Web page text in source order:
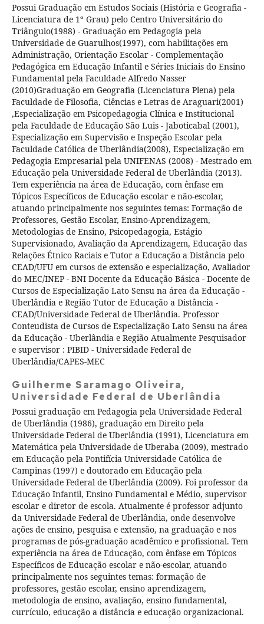
Possui Graduação em Estudos Sociais (História e Geografia -
Licenciatura de 1º Grau) pelo Centro Universitário do
Triângulo(1988) - Graduação em Pedagogia pela
Universidade de Guarulhos(1997), com habilitações em
Administração, Orientação Escolar - Complementação
Pedagógica em Educação Infantil e Séries Iniciais do Ensino
Fundamental pela Faculdade Alfredo Nasser
(2010)Graduação em Geografia (Licenciatura Plena) pela
Faculdade de Filosofia, Ciências e Letras de Araguari(2001)
,Especialização em Psicopedagogia Clínica e Institucional
pela Faculdade de Educação São Luis - Jaboticabal (2001),
Especialização em Supervisão e Inspeção Escolar pela
Faculdade Católica de Uberlândia(2008), Especialização em
Pedagogia Empresarial pela UNIFENAS (2008) - Mestrado em
Educação pela Universidade Federal de Uberlândia (2013).
Tem experiência na área de Educação, com ênfase em
Tópicos Específicos de Educação escolar e não-escolar,
atuando principalmente nos seguintes temas: Formação de
Professores, Gestão Escolar, Ensino-Aprendizagem,
Metodologias de Ensino, Psicopedagogia, Estágio
Supervisionado, Avaliação da Aprendizagem, Educação das
Relações Étnico Raciais e Tutor a Educação a Distância pelo
CEAD/UFU em cursos de extensão e especialização, Avaliador
do MEC/INEP - BNI Docente da Educação Básica - Docente de
Cursos de Especialização Lato Sensu na área da Educação -
Uberlândia e Região Tutor de Educação a Distância -
CEAD/Universidade Federal de Uberlândia. Professor
Conteudista de Cursos de Especialização Lato Sensu na área
da Educação - Uberlândia e Região Atualmente Pesquisador
e supervisor : PIBID - Universidade Federal de
Uberlândia/CAPES-MEC
Guilherme Saramago Oliveira,
Universidade Federal de Uberlândia
Possui graduação em Pedagogia pela Universidade Federal
de Uberlândia (1986), graduação em Direito pela
Universidade Federal de Uberlândia (1991), Licenciatura em
Matemática pela Universidade de Uberaba (2009), mestrado
em Educação pela Pontifícia Universidade Católica de
Campinas (1997) e doutorado em Educação pela
Universidade Federal de Uberlândia (2009). Foi professor da
Educação Infantil, Ensino Fundamental e Médio, supervisor
escolar e diretor de escola. Atualmente é professor adjunto
da Universidade Federal de Uberlândia, onde desenvolve
ações de ensino, pesquisa e extensão, na graduação e nos
programas de pós-graduação acadêmico e profissional. Tem
experiência na área de Educação, com ênfase em Tópicos
Específicos de Educação escolar e não-escolar, atuando
principalmente nos seguintes temas: formação de
professores, gestão escolar, ensino aprendizagem,
metodologia de ensino, avaliação, ensino fundamental,
currículo, educação a distância e educação organizacional.